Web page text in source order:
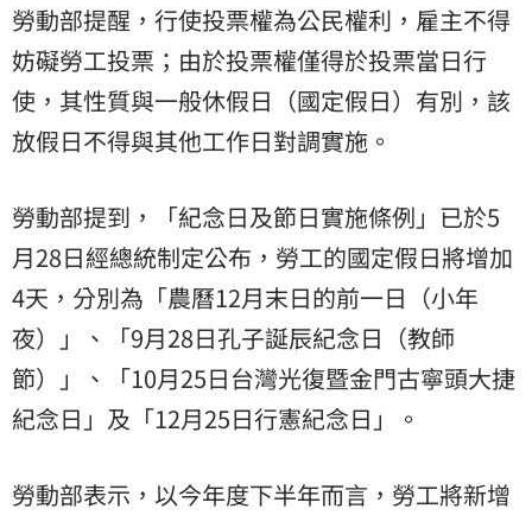
勞動部提醒，行使投票權為公民權利，雇主不得
妨礙勞工投票；由於投票權僅得於投票當日行
使，其性質與一般休假日（國定假日）有別，該
放假日不得與其他工作日對調實施。
勞動部提到，「紀念日及節日實施條例」已於5
月28日經總統制定公布，勞工的國定假日將增加
4天，分別為「農曆12月末日的前一日（小年
夜）」、「9月28日孔子誕辰紀念日（教師
節）」、「10月25日台灣光復暨金門古寧頭大捷
紀念日」及「12月25日行憲紀念日」。
勞動部表示，以今年度下半年而言，勞工將新增